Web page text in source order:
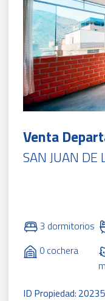
Venta
SAN JUAN DE
3 dormitorios
0 cochera
ID Propiedad: